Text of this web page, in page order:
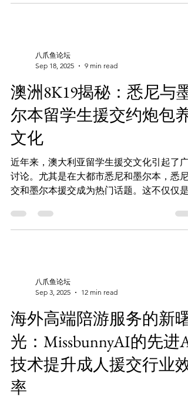
人品牌的价值。它让传统的“黄页广告站”模
立即启用 AI 预约系统： 看图选人 (Web
Bot):@Missbunnyai5bot 官方频道 (防失联):
https://t.me/Missbunnyzh05 商户入驻 & 更
多:
https://www.missbunny.ai/links/
主要收获 快速将闲置时段转换为有效订单 降
低沟通与违约带来的业务风险 强化私域思维
并扩展个人品牌 利用动态引擎实现收益突破
提升悉尼援交市场的整体效率 悉尼援交市场
方非常重视速度和权益保障。因此，供给端
始
八爪鱼论坛
Sep 18, 2025
9 min read
澳洲8K19揭秘：悉尼与墨
尔本留学生援交约炮包养
文化
近年来，澳大利亚留学生援交文化引起了广
讨论。尤其是在大都市悉尼和墨尔本，悉尼
交和墨尔本援交成为热门话题。这不仅仅是
择、社会压力和价值观。 所谓的澳洲8K19文
化，指的是一些经济条件较好的人与留学生
律法规。 澳洲悉尼墨尔本兔女郎官方
键要点 留学生如何面对悉尼、墨尔本援交文
化的压力和挑战。 澳洲8K19文化对留学生生
活选择的深远影响。 留学生在澳洲援交市场
中的法律与道德风险。 社交媒体在澳洲援交
文化中扮演的角色。 经济压力如何成为推动
留学生参与援交的关键因素。 一、悉尼援交
八爪鱼论坛
Sep 3, 2025
12 min read
海外高端陪游服务的新曙
光：MissbunnyAI的先进AI
技术提升成人援交行业效
率